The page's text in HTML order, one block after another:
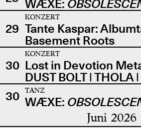
WÆXE:
29
KONZERT
Tante Kaspar:
Basement Roots
30
KONZERT
Lost in Devotion
DUST BOLT | THOLA
30
TANZ
WÆXE:
Juni 2026